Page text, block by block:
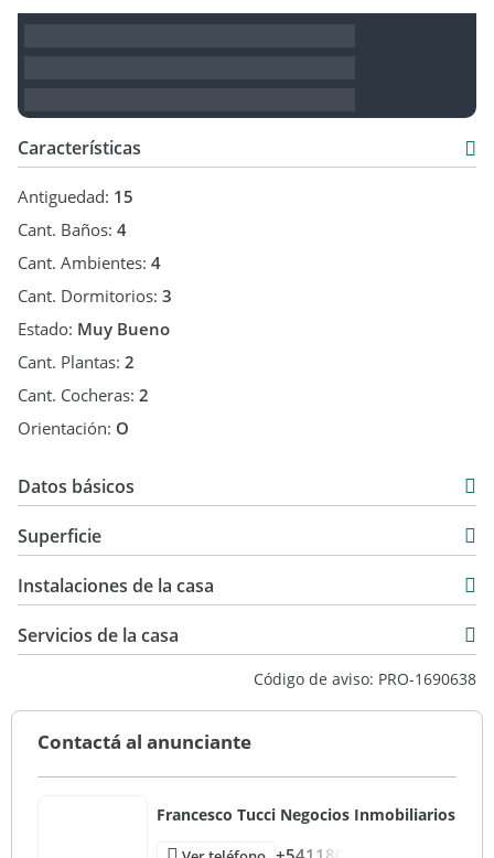
Características
Antiguedad: 15
Cant. Baños: 4
Cant. Ambientes: 4
Cant. Dormitorios: 3
Estado: Muy Bueno
Cant. Plantas: 2
Cant. Cocheras: 2
Orientación: O
Datos básicos
USD 460.000
Superficie
1.000 m2
240 m2
Instalaciones de la casa
Servicios de la casa
Código de aviso: PRO-1690638
Contactá al anunciante
Francesco Tucci Negocios Inmobiliarios